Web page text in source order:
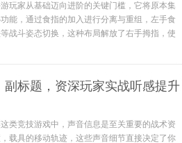
玩家从基础迈向进阶的关键门槛，它将原本集
能，通过食指的加入进行分离与重组，左手食
战斗姿态切换，这种布局解放了右手拇指，使
标题，资深玩家实战听感提升
类竞技游戏中，声音信息是至关重要的战术资
载具的移动轨迹，这些声音细节直接决定了你